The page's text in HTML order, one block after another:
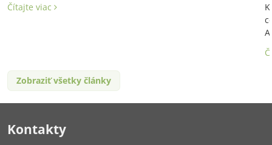
Čítajte viac
Zobraziť všetky články
Kontakty